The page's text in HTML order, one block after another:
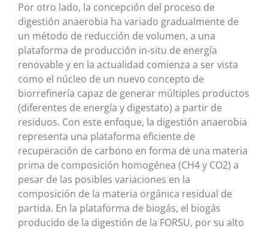
Por otro lado, la concepción del proceso de
digestión anaerobia ha variado gradualmente de
un método de reducción de volumen, a una
plataforma de producción in-situ de energía
renovable y en la actualidad comienza a ser vista
como el núcleo de un nuevo concepto de
biorrefinería capaz de generar múltiples productos
(diferentes de energía y digestato) a partir de
residuos. Con este enfoque, la digestión anaerobia
representa una plataforma eficiente de
recuperación de carbono en forma de una materia
prima de composición homogénea (CH4 y CO2) a
pesar de las posibles variaciones en la
composición de la materia orgánica residual de
partida. En la plataforma de biogás, el biogás
producido de la digestión de la FORSU, por su alto